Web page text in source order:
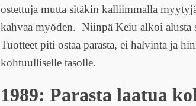
ostettuja mutta sitäkin kalliimmalla
kahvaa myöden. Niinpä Keiu alkoi alusta
Tuotteet piti ostaa parasta, ei halvinta ja
kohtuulliselle tasolle.
1989: Parasta laatua